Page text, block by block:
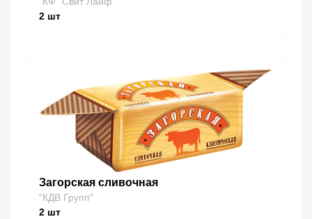
2 шт
Загорская сливочная
"КДВ Групп"
2 шт